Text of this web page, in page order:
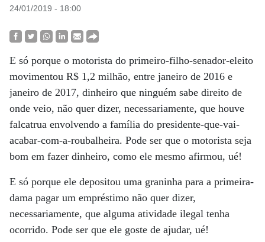
24/01/2019 - 18:00
E só porque o motorista do primeiro-filho-senador-eleito
movimentou R$ 1,2 milhão, entre janeiro de 2016 e
janeiro de 2017, dinheiro que ninguém sabe direito de
onde veio, não quer dizer, necessariamente, que houve
falcatrua envolvendo a família do presidente-que-vai-
acabar-com-a-roubalheira. Pode ser que o motorista seja
bom em fazer dinheiro, como ele mesmo afirmou, ué!
E só porque ele depositou uma graninha para a primeira-
dama pagar um empréstimo não quer dizer,
necessariamente, que alguma atividade ilegal tenha
ocorrido. Pode ser que ele goste de ajudar, ué!